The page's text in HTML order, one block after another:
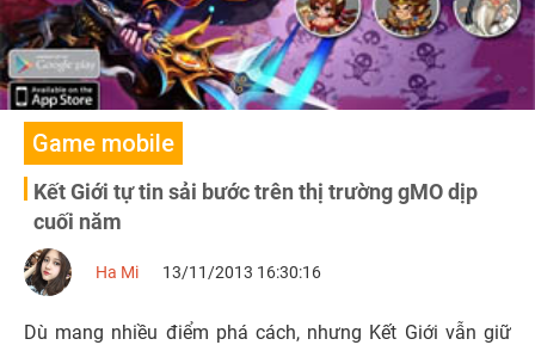
Game mobile
Kết Giới tự tin sải bước trên thị trường gMO dịp
cuối năm
Ha Mi 13/11/2013 16:30:16
Dù mang nhiều điểm phá cách, nhưng Kết Giới vẫn giữ